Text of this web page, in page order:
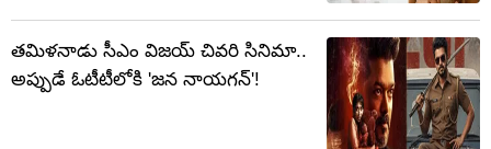
తమిళనాడు సీఎం విజయ్ చివరి సినిమా..
అప్పుడే ఓటీటీలోకి 'జన నాయగన్'!